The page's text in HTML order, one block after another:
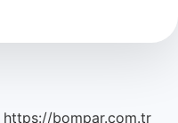
https://bompar.com.tr